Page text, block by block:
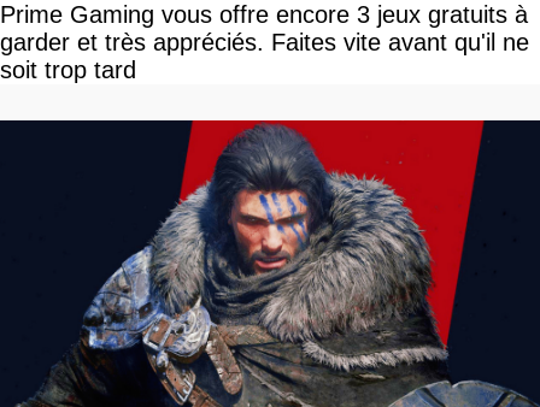
Prime Gaming vous offre encore 3 jeux gratuits à
garder et très appréciés. Faites vite avant qu'il ne
soit trop tard